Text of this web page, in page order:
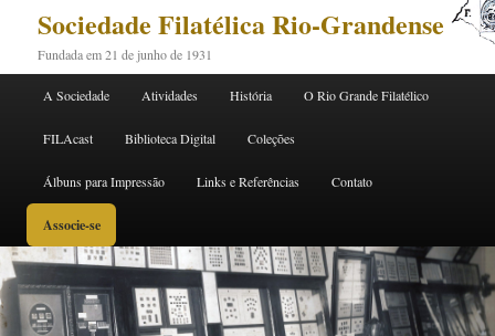
Sociedade Filatélica Rio-Grandense
Fundada em 21 de junho de 1931
Pular para o conteúdo principal
Pular para o conteúdo secundário
A Sociedade Atividades História O Rio Grande Filatélico
FILAcast Biblioteca Digital Coleções
Álbuns para Impressão Links e Referências Contato
Associe-se